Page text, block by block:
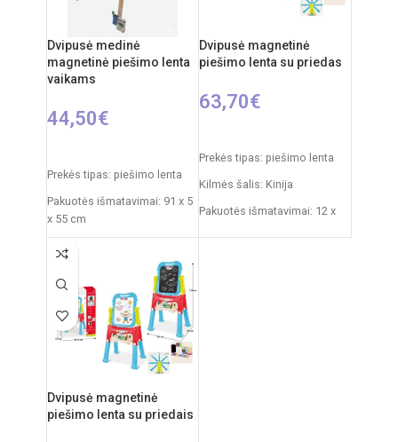
Dvipusė medinė
magnetinė piešimo lenta
vaikams
44,50€
Prekės tipas: piešimo lenta
Pakuotės išmatavimai: 91 x 5
x 55 cm
53 x 45 cm
Dvipusė magnetinė
piešimo lenta su priedas
63,70€
Prekės tipas: piešimo lenta
Kilmės šalis: Kinija
Pakuotės išmatavimai: 12 x
Dvipusė magnetinė
piešimo lenta su priedais